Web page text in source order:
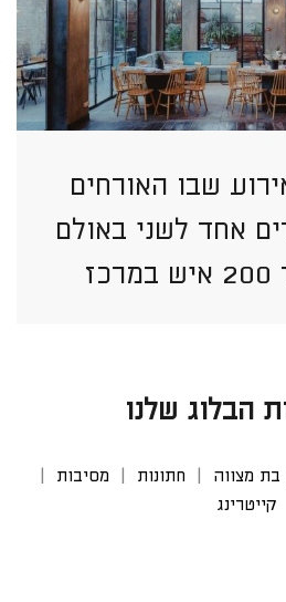
שבו האורחים
אחד לשני באולם
הבלוג שלנו
מצווה חתונות
מסיבות
קייטרינג